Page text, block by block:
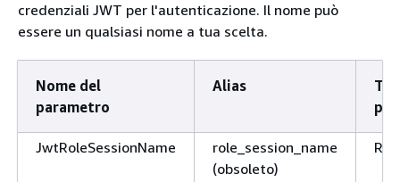
credenziali JWT per l'autenticazione. Il nome può
essere un qualsiasi nome a tua scelta.
Nome del
parametro
Alias
JwtRoleSessionName
role_session_name
(obsoleto)